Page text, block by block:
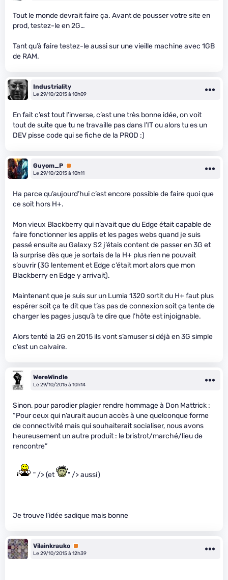
Tout le monde devrait faire ça. Avant de pousser votre site en
prod, testez-le en 2G…
Tant qu’à faire testez-le aussi sur une vieille machine avec 1GB
de RAM.
Industriality
Le 29/10/2015 à 10h09
En fait c’est tout l’inverse, c’est une très bonne idée, on voit
tout de suite que tu ne travaille pas dans l’IT ou alors tu es un
DEV pisse code qui se fiche de la PROD :)
Guyom_P Premium
Le 29/10/2015 à 10h11
Ha parce qu’aujourd’hui c’est encore possible de faire quoi que
ce soit hors H+.
Mon vieux Blackberry qui n’avait que du Edge était capable de
faire fonctionner les applis et les pages webs quand je suis
passé ensuite au Galaxy S2 j’étais content de passer en 3G et
là surprise dès que je sortais de la H+ plus rien ne pouvait
s’ouvrir (3G lentement et Edge c’était mort alors que mon
Blackberry en Edge y arrivait).
Maintenant que je suis sur un Lumia 1320 sortit du H+ faut plus
espérer soit ça te dit que t’as pas de connexion soit ça tente de
charger les pages jusqu’à te dire que l’hôte est injoignable.
Alors tenté la 2G en 2015 ils vont s’amuser si déjà en 3G simple
c’est un calvaire.
WereWindle
Le 29/10/2015 à 10h14
Sinon, pour parodier plagier rendre hommage à Don Mattrick :
“Pour ceux qui n’aurait aucun accès à une quelconque forme
de connectivité mais qui souhaiterait socialiser, nous avons
heureusement un autre produit : le bristrot/marché/lieu de
rencontre”
" /> (et " /> aussi)
Je trouve l’idée sadique mais bonne
Vilainkrauko Premium
Le 29/10/2015 à 12h39